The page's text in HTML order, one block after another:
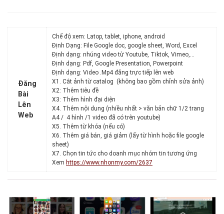
Đăng
Bài
Lên
Web
Chế độ xem: Latop, tablet, iphone, android
Định Dạng: File Google doc, google sheet, Word, Excel
Định dạng: nhúng video từ Youtube, Tiktok, Vimeo,…
Định dạng: Pdf, Google Presentation, Powerpoint
Định dạng: Video .Mp4 đăng trực tiếp lên web
X1. Cắt ảnh từ catalog (không bao gồm chỉnh sửa ảnh)
X2: Thêm tiêu đề
X3: Thêm hình đại diện
X4. Thêm nội dung (nhiều nhất > văn bản chữ 1/2 trang
A4 / 4 hình /1 video đã có trên youtube)
X5. Thêm từ khóa (nếu có)
X6. Thêm giá bán, giá giảm (lấy từ hình hoặc file google
sheet)
X7. Chọn tin tức cho doanh mục nhóm tin tương ứng
Xem https://www.nhonmy.com/2637